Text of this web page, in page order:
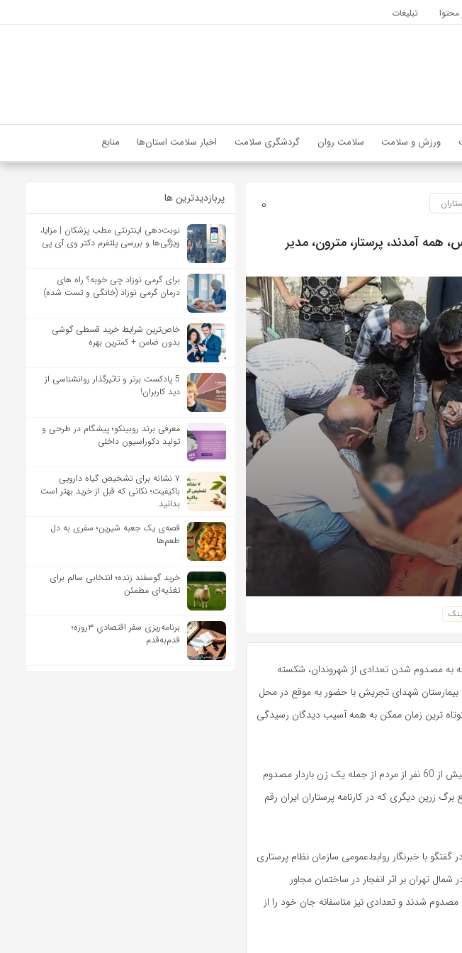
محتوا تبلیغات
ورزش و سلامت سلامت روان گردشگری سلامت اخبار سلامت استان‌ها منابع
0
آمدند، پرستار، مترون، مدیر
به مصدوم شدن تعدادی از شهروندان، شکسته
شهدای تجریش با حضور به موقع در محل
کوتاه ترین زمان ممکن به همه آسیب دیدگان رسیدگی
به گزارش روابط عمومی سازمان نظام پرستاری در این حادثه بیش از 60 نفر از مردم از جمله یک زن باردار مصدوم
زرین دیگری که در کارنامه پرستاران ایران رقم
با خبرنگار روابط‌عمومی سازمان نظام پرستاری
تهران بر اثر انفجار در ساختمان مجاور
شدند و تعدادی نیز متاسفانه جان خود را از
پربازدیدترین ها
نوبت‌دهی اینترنتی مطب پزشکان | مزایا،
ویژگی‌ها و بررسی پلتفرم دکتر وی آی پی
برای گرمی نوزاد چی خوبه؟ راه های
درمان گرمی نوزاد (خانگی و تست شده)
خاص‌ترین شرایط خرید قسطی گوشی
بدون ضامن + کمترین بهره
5 پادکست برتر و تاثیرگذار روانشناسی از
دید کاربران!
معرفی برند روبینکو؛ پیشگام در طرحی و
تولید دکوراسیون داخلی
۷ نشانه برای تشخیص گیاه دارویی
باکیفیت؛ نکاتی که قبل از خرید بهتر است
بدانید
قصه‌ی یک جعبه شیرین؛ سفری به دل
طعم‌ها
خرید گوسفند زنده؛ انتخابی سالم برای
تغذیه‌ای مطمئن
برنامه‌ریزی سفر اقتصادیِ ۳روزه؛
قدم‌به‌قدم